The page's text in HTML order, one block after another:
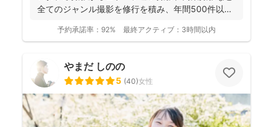
全てのジャンル撮影を修行を積み、年間500件以上
予約承諾率： 92% 最終アクティブ： 3時間以内
やまだ しのの
5 (40)女性